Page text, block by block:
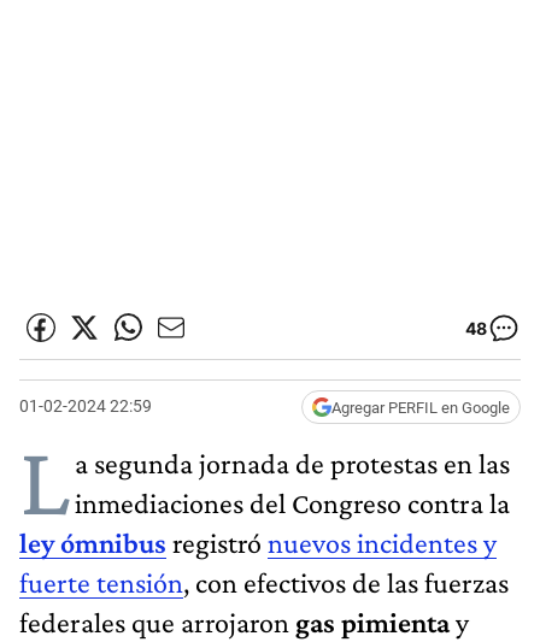
48
01-02-2024 22:59 Agregar PERFIL en Google
La segunda jornada de protestas en las
inmediaciones del Congreso contra la
ley ómnibus registró nuevos incidentes y
fuerte tensión, con efectivos de las fuerzas
federales que arrojaron gas pimientay